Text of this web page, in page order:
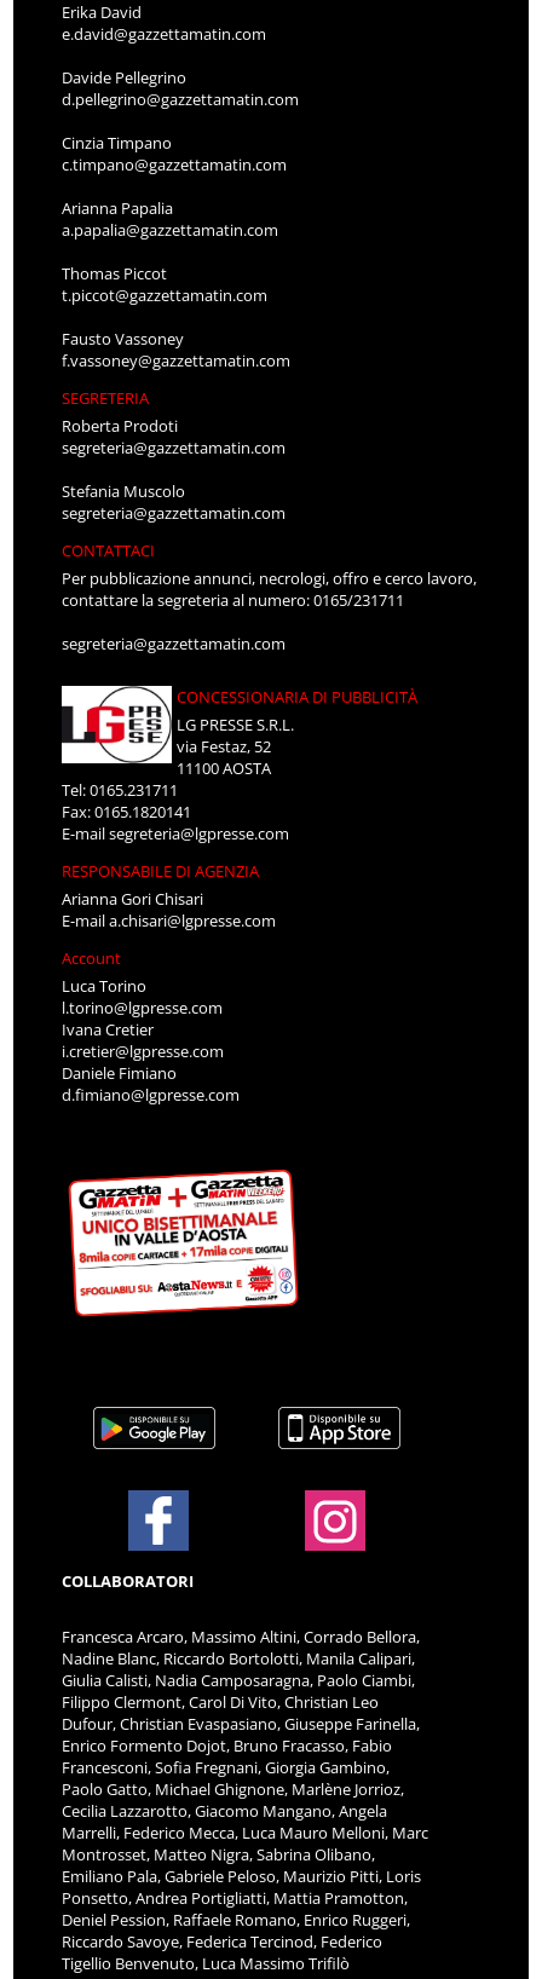
Erika David
e.david@gazzettamatin.com
Davide Pellegrino
d.pellegrino@gazzettamatin.com
Cinzia Timpano
c.timpano@gazzettamatin.com
Arianna Papalia
a.papalia@gazzettamatin.com
Thomas Piccot
t.piccot@gazzettamatin.com
Fausto Vassoney
f.vassoney@gazzettamatin.com
SEGRETERIA
Roberta Prodoti
segreteria@gazzettamatin.com
Stefania Muscolo
segreteria@gazzettamatin.com
CONTATTACI
Per pubblicazione annunci, necrologi, offro e cerco lavoro,
contattare la segreteria al numero: 0165/231711
segreteria@gazzettamatin.com
CONCESSIONARIA DI PUBBLICITÀ
LG PRESSE S.R.L.
via Festaz, 52
11100 AOSTA
Tel: 0165.231711
Fax: 0165.1820141
E-mailsegreteria@lgpresse.com
RESPONSABILE DI AGENZIA
Arianna Gori Chisari
E-maila.chisari@lgpresse.com
Account
Luca Torino
l.torino@lgpresse.com
Ivana Cretier
i.cretier@lgpresse.com
Daniele Fimiano
d.fimiano@lgpresse.com
COLLABORATORI
Francesca Arcaro, Massimo Altini, Corrado Bellora,
Nadine Blanc, Riccardo Bortolotti, Manila Calipari,
Giulia Calisti, Nadia Camposaragna, Paolo Ciambi,
Filippo Clermont, Carol Di Vito, Christian Leo
Dufour, Christian Evaspasiano, Giuseppe Farinella,
Enrico Formento Dojot, Bruno Fracasso, Fabio
Francesconi, Sofia Fregnani, Giorgia Gambino,
Paolo Gatto, Michael Ghignone, Marlène Jorrioz,
Cecilia Lazzarotto, Giacomo Mangano, Angela
Marrelli, Federico Mecca, Luca Mauro Melloni, Marc
Montrosset, Matteo Nigra, Sabrina Olibano,
Emiliano Pala, Gabriele Peloso, Maurizio Pitti, Loris
Ponsetto, Andrea Portigliatti, Mattia Pramotton,
Deniel Pession, Raffaele Romano, Enrico Ruggeri,
Riccardo Savoye, Federica Tercinod, Federico
Tigellio Benvenuto, Luca Massimo Trifilò